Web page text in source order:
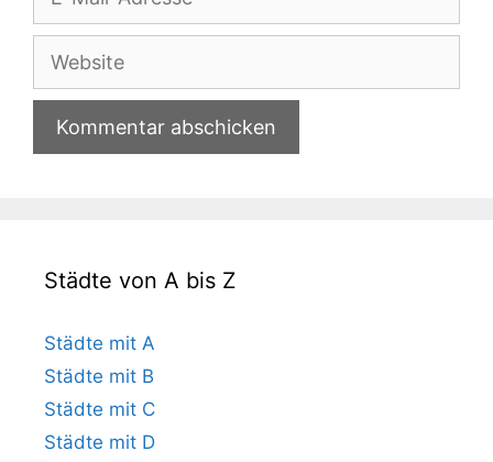
Adresse
Website
Städte von A bis Z
Städte mit A
Städte mit B
Städte mit C
Städte mit D